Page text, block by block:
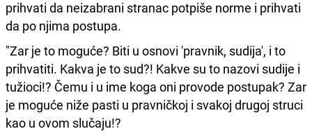
prihvati da neizabrani stranac potpiše norme i prihvati
da po njima postupa.
"Zar je to moguće? Biti u osnovi 'pravnik, sudija', i to
prihvatiti. Kakva je to sud?! Kakve su to nazovi sudije i
tužioci!? Čemu i u ime koga oni provode postupak? Zar
je moguće niže pasti u pravničkoj i svakoj drugoj struci
kao u ovom slučaju!?